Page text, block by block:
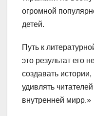
огромной
детей.
Путь к
это результат его
создавать
удивлять
внутренней мирр.»